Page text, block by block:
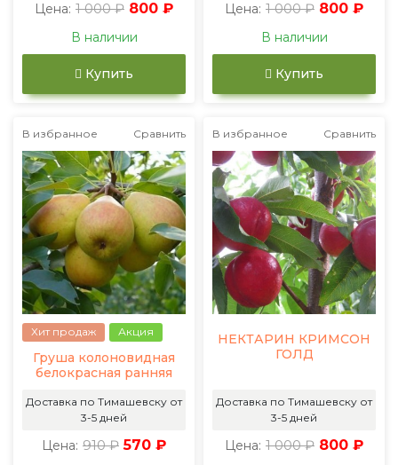
Цена: 1 000 ₽ 800 ₽
В наличии
Купить
Цена: 1 000 ₽ 800 ₽
В наличии
Купить
В избранное Сравнить
Хит продаж Акция
Груша колоновидная
белокрасная ранняя
Доставка по Тимашевску от
3-5 дней
Цена: 910 ₽ 570 ₽
В избранное Сравнить
НЕКТАРИН КРИМСОН
ГОЛД
Доставка по Тимашевску от
3-5 дней
Цена: 1 000 ₽ 800 ₽